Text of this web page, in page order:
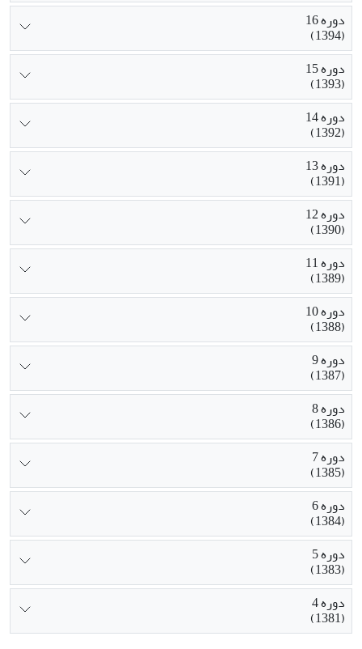
دوره 16
(1394)
دوره 15
(1393)
دوره 14
(1392)
دوره 13
(1391)
دوره 12
(1390)
دوره 11
(1389)
دوره 10
(1388)
دوره 9
(1387)
دوره 8
(1386)
دوره 7
(1385)
دوره 6
(1384)
دوره 5
(1383)
دوره 4
(1381)